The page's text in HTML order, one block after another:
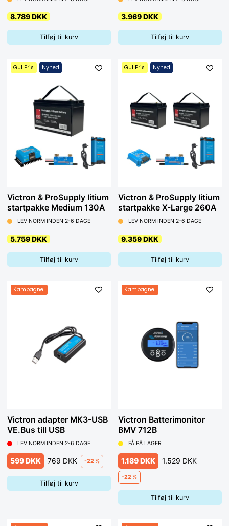
8.789 DKK
Tilføj til kurv
3.969 DKK
Tilføj til kurv
Gul Pris Nyhed
Victron & ProSupply litium
startpakke Medium 130A
LEV NORM INDEN 2-6 DAGE
5.759 DKK
Tilføj til kurv
Gul Pris Nyhed
Victron & ProSupply litium
startpakke X-Large 260A
LEV NORM INDEN 2-6 DAGE
9.359 DKK
Tilføj til kurv
Kampagne
Victron adapter MK3-USB
VE.Bus till USB
LEV NORM INDEN 2-6 DAGE
599 DKK 769 DKK -22 %
Tilføj til kurv
Kampagne
Victron Batterimonitor
BMV 712B
FÅ PÅ LAGER
1.189 DKK 1.529 DKK
-22 %
Tilføj til kurv